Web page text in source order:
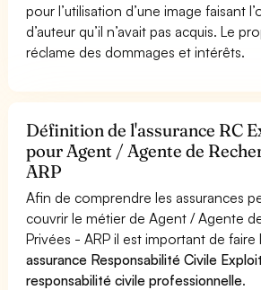
pour l’utilisation d’une image faisant
d’auteur qu’il n’avait pas acquis. Le
réclame des dommages et intérêts.
Définition de l'assurance RC
pour Agent / Agente de
ARP
Afin de comprendre les assurances
couvrir le métier de Agent / Agente
Privées - ARP il est important de
assurance Responsabilité Civile
responsabilité civile professionnelle.